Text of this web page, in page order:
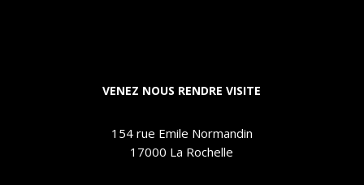
VENEZ NOUS RENDRE VISITE
154 rue Emile Normandin
17000 La Rochelle